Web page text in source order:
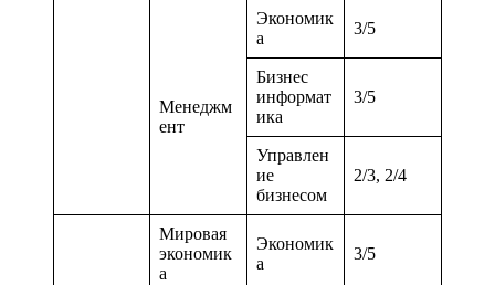
Менеджм
ент
Экономик
а
3/5
Бизнес
информат
ика
3/5
Управлен
ие
бизнесом
2/3, 2/4
Мировая
экономик
а
Экономик
а
3/5